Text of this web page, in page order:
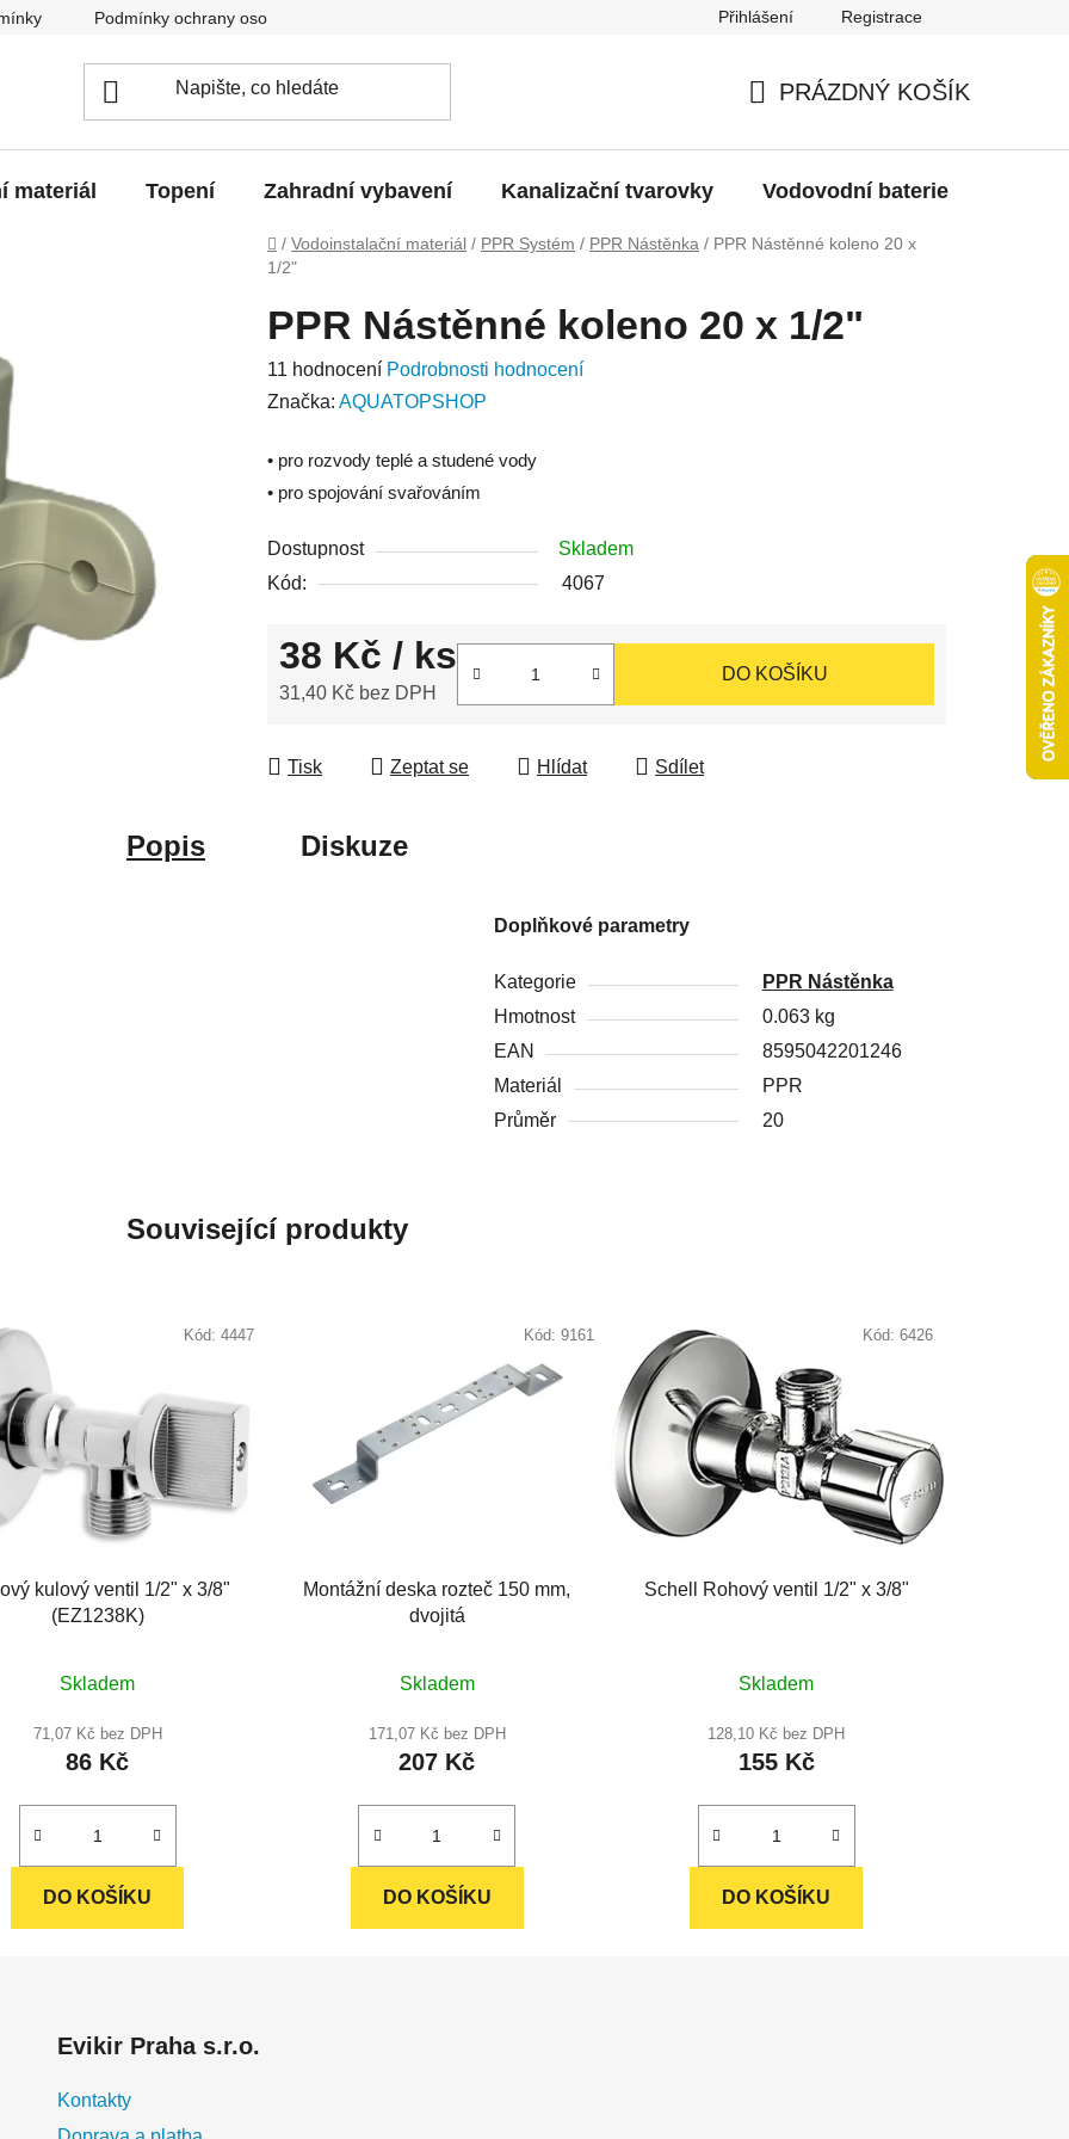
Podmínky ochrany osobních údajů Přihlášení Registrace
KOŠÍK
PRÁZDNÝ KOŠÍK
materiál Topení Zahradní vybavení Kanalizační tvarovky Vodovodní baterie
Domů
/ Vodoinstalační materiál / PPR Systém / PPR Nástěnka / PPR Nástěnné koleno 20 x
1/2"
PPR Nástěnné koleno 20 x 1/2"
Průměrné
hodnocení
je
4,9
5
hvězdiček.
11 hodnocení Podrobnosti hodnocení
Značka: AQUATOPSHOP
• pro rozvody teplé a studené vody
• pro spojování svařováním
Dostupnost
Skladem
Kód:
4067
38 Kč / ks
31,40 Kč bez DPH
DO KOŠÍKU
Tisk Zeptat se Hlídat Sdílet
Popis Diskuze
Doplňkové parametry
Kategorie
PPR Nástěnka
Hmotnost
0.063 kg
EAN
8595042201246
Materiál
PPR
Průměr
20
Související produkty
kulový ventil 1/2" x 3/8"
(EZ1238K)
hodnocení
produktu
je
hvězdiček.
Skladem
71,07 Kč bez DPH
86 Kč
DO KOŠÍKU
Kód: 4447
Montážní deska rozteč 150 mm,
dvojitá
hodnocení
produktu
je
hvězdiček.
Skladem
171,07 Kč bez DPH
207 Kč
DO KOŠÍKU
Kód: 9161
Schell Rohový ventil 1/2" x 3/8"
hodnocení
produktu
je
hvězdiček.
Skladem
128,10 Kč bez DPH
155 Kč
DO KOŠÍKU
Kód: 6426
Evikir Praha s.r.o.
Kontakty